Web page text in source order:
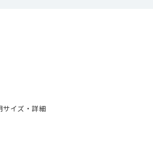
サイズ・詳細